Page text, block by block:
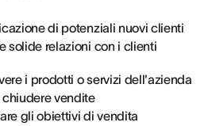
di potenziali nuovi clienti
solide relazioni con i clienti
i prodotti o servizi dell'azienda
vendite
gli obiettivi di vendita